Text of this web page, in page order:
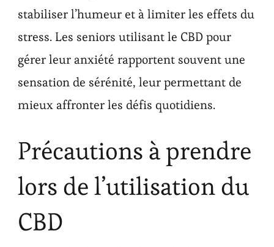
stabiliser l’humeur et à limiter les effets du
stress. Les seniors utilisant le CBD pour
gérer leur anxiété rapportent souvent une
sensation de sérénité, leur permettant de
mieux affronter les défis quotidiens.
Précautions à prendre
lors de l’utilisation du
CBD